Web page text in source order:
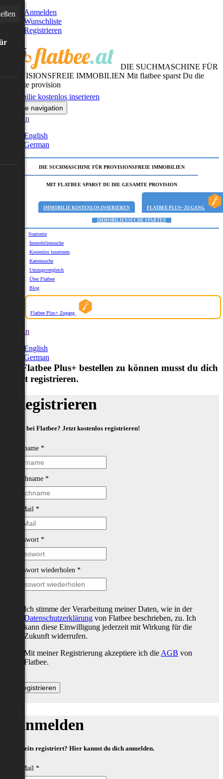
Anmelden
Wunschliste
Registrieren
DIE SUCHMASCHINE FÜR
PROVISIONSFREIE IMMOBILIEN Mit flatbee sparst Du die
gesamte provision
Immobilie kostenlos inserieren
Toggle navigation
German
English
German
DIE SUCHMASCHINE FÜR PROVISIONSFREIE IMMOBILIEN
MIT FLATBEE SPARST DU DIE GESAMTE PROVISION
IMMOBILIE KOSTENLOS INSERIEREN FLATBEE PLUS+ ZUGANG
IMMOBILIENSUCHE STARTEN
Startseite
Immobiliensuche
Kostenlos inserieren
Kartensuche
Umzugsvergleich
Über Flatbee
Blog
Flatbee Plus+ Zugang
German
English
German
Um Flatbee Plus+ bestellen zu können musst du dich
zuerst registrieren.
Registrieren
Neu bei Flatbee? Jetzt kostenlos registrieren!
Vorname *
Nachname *
E-Mail *
Passwort *
Passwort wiederholen *
Ich stimme der Verarbeitung meiner Daten, wie in der
Datenschutzerklärung von Flatbee beschrieben, zu. Ich
kann diese Einwilligung jederzeit mit Wirkung für die
Zukunft widerrufen.
Mit meiner Registrierung akzeptiere ich die AGB von
Flatbee.
Anmelden
Bereits registriert? Hier kannst du dich anmelden.
E-Mail *